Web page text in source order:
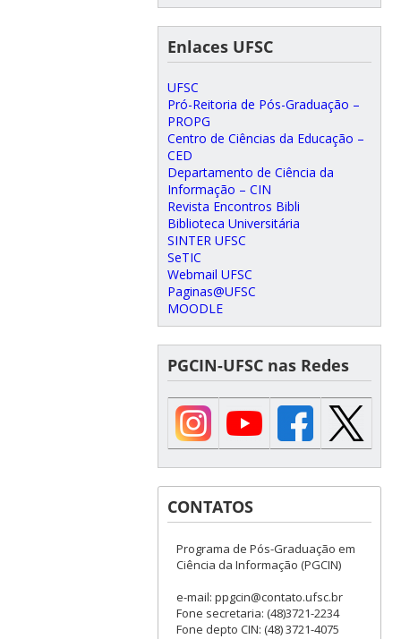
Enlaces UFSC
UFSC
Pró-Reitoria de Pós-Graduação –
PROPG
Centro de Ciências da Educação –
CED
Departamento de Ciência da
Informação – CIN
Revista Encontros Bibli
Biblioteca Universitária
SINTER UFSC
SeTIC
Webmail UFSC
Paginas@UFSC
MOODLE
PGCIN-UFSC nas Redes
CONTATOS
Programa de Pós-Graduação em
Ciência da Informação (PGCIN)
e-mail: ppgcin@contato.ufsc.br
Fone secretaria: (48)3721-2234
Fone depto CIN: (48) 3721-4075